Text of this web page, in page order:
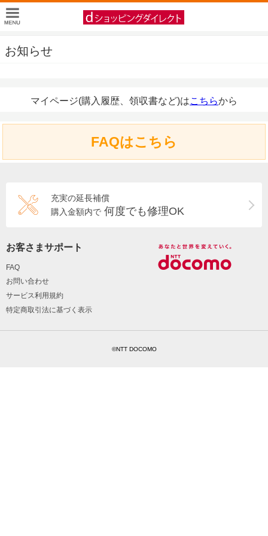
お知らせ
マイページ(購入履歴、領収書など)はこちらから
FAQはこちら
充実の延長補償
購入金額内で 何度でも修理OK
お客さまサポート
FAQ
お問い合わせ
サービス利用規約
特定商取引法に基づく表示
©NTT DOCOMO